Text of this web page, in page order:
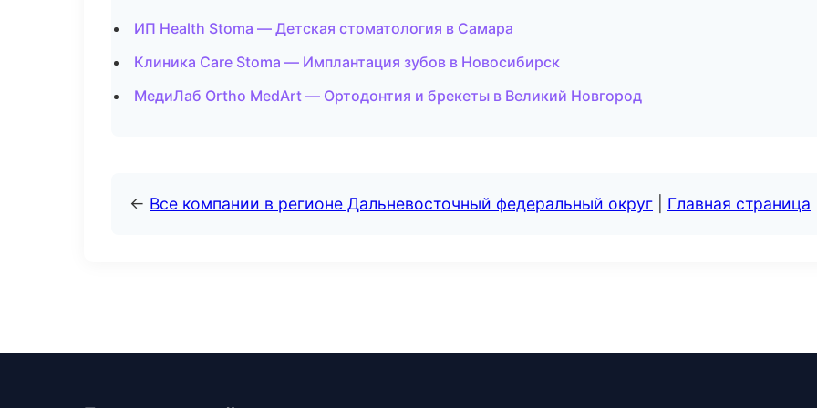
ИП Health Stoma — Детская стоматология в Самара
Клиника Care Stoma — Имплантация зубов в Новосибирск
МедиЛаб Ortho MedArt — Ортодонтия и брекеты в Великий Новгород
← Все компании в регионе Дальневосточный федеральный округ Главная страница